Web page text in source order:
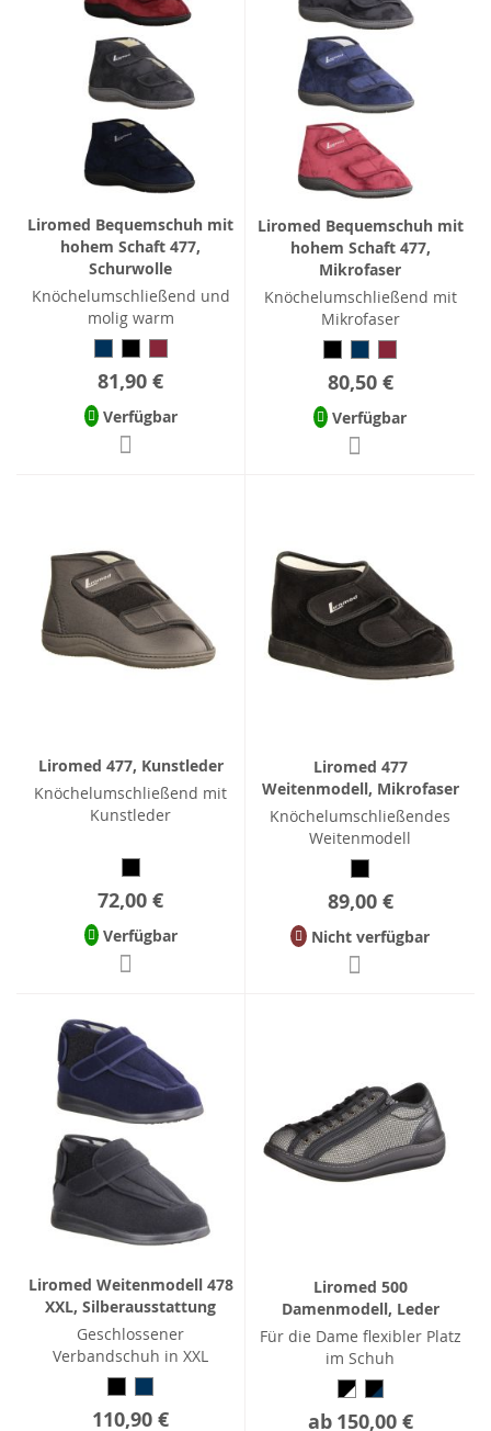
Liromed Bequemschuh mit
hohem Schaft 477,
Schurwolle
Knöchelumschließend und
molig warm
81,90 €
Verfügbar
Liromed Bequemschuh mit
hohem Schaft 477,
Mikrofaser
Knöchelumschließend mit
Mikrofaser
80,50 €
Verfügbar
Liromed 477, Kunstleder
Knöchelumschließend mit
Kunstleder
72,00 €
Verfügbar
Liromed 477
Weitenmodell, Mikrofaser
Knöchelumschließendes
Weitenmodell
89,00 €
Nicht verfügbar
Liromed Weitenmodell 478
XXL, Silberausstattung
Geschlossener
Verbandschuh in XXL
110,90 €
Liromed 500
Damenmodell, Leder
Für die Dame flexibler Platz
im Schuh
ab 150,00 €